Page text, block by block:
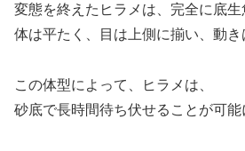
変態を終えたヒラメは、完全に底生
体は平たく、目は上側に揃い、動き
この体型によって、ヒラメは、
砂底で長時間待ち伏せることが可能